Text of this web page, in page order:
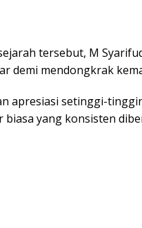
tersebut, M
demi mendongkrak
apresiasi setinggi-
yang konsisten